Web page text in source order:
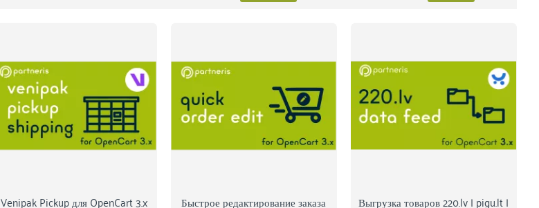
Venipak Pickup для OpenCart 3.x Быстрое редактирование заказа Выгрузка товаров 220.lv | pigu.lt |